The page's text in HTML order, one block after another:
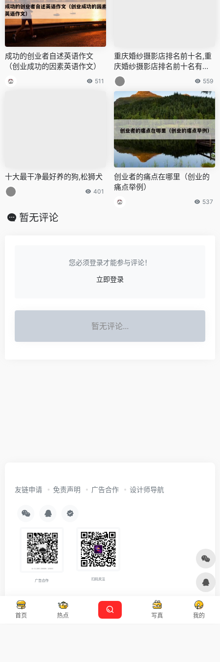
成功的创业者自述英语作文
（创业成功的因素英语作文）
511
重庆婚纱摄影店排名前十名,重
庆婚纱摄影店排名前十名有哪
些
559
十大最干净最好养的狗,松狮犬
401
创业者的痛点在哪里（创业的
痛点举例）
537
暂无评论
您必须登录才能参与评论！
立即登录
暂无评论...
首页 热点 写真 我的
友链申请 免责声明 广告合作 设计师导航
广告合作 扫码关注
Copyright © 2026沪ICP备2021007899号-5 Designed by 设计资源